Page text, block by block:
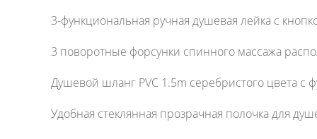
3-функциональная ручная душевая лейка с
3 поворотные форсунки спинного массажа
Душевой шланг PVC 1.5m серебристого цвета с
Удобная стеклянная прозрачная полочка для